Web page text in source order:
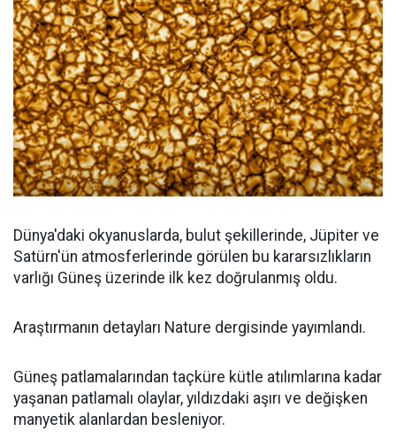
Dünya'daki okyanuslarda, bulut şekillerinde, Jüpiter ve
Satürn'ün atmosferlerinde görülen bu kararsızlıkların
varlığı Güneş üzerinde ilk kez doğrulanmış oldu.
Araştırmanın detayları Nature dergisinde yayımlandı.
Güneş patlamalarından taçküre kütle atılımlarına kadar
yaşanan patlamalı olaylar, yıldızdaki aşırı ve değişken
manyetik alanlardan besleniyor.